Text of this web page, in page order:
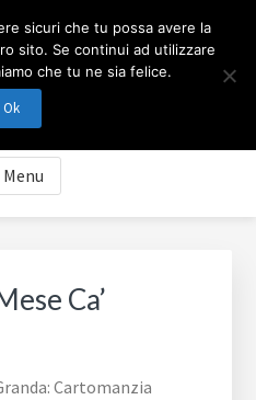
MILANO
telefonica in Amore,
Consulti Professionali
per info.
Menu
Ca’
Cartomanzia
sicuri che tu possa avere la
sito. Se continui ad utilizzare
che tu ne sia felice.
Ok